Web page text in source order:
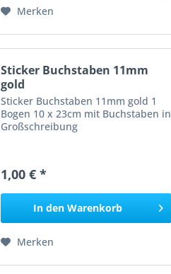
Merken
Sticker Buchstaben 11mm
gold
Sticker Buchstaben 11mm gold 1
Bogen 10 x 23cm mit Buchstaben in
Großschreibung
1,00 € *
In den Warenkorb
Merken